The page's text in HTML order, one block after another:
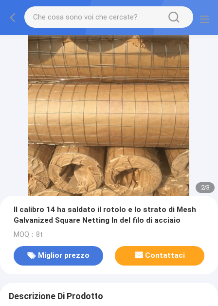
2/3
Il calibro 14 ha saldato il rotolo e lo strato di Mesh
Galvanized Square Netting In del filo di acciaio
MOQ：8t
Miglior prezzo Contattaci
Descrizione Di Prodotto